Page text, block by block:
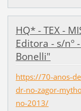
HQ* - TEX -
Editora - s/nº
Bonelli"
https://70-anos-
dr-no-zagor-
no-2013/